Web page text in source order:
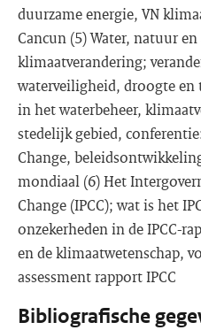
duurzame energie, VN
Cancun (5) Water, natuur
klimaatverandering;
waterveiligheid, droogte en
in het waterbeheer,
stedelijk gebied,
Change,
mondiaal (6) Het
Change (IPCC); wat is het
onzekerheden in de IPCC-
en de klimaatwetenschap,
assessment rapport IPCC
Bibliografische